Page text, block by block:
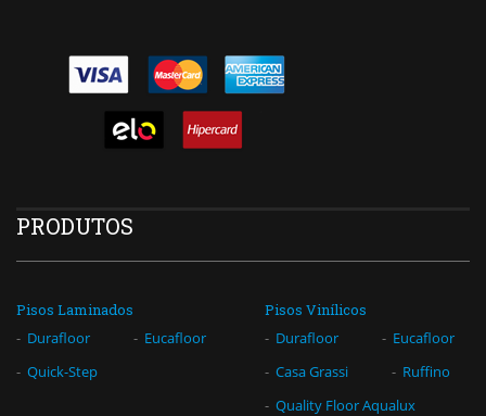
PRODUTOS
Pisos Laminados
Durafloor
Eucafloor
Quick-Step
Pisos Vinílicos
Durafloor
Eucafloor
Casa Grassi
Ruffino
Quality Floor Aqualux